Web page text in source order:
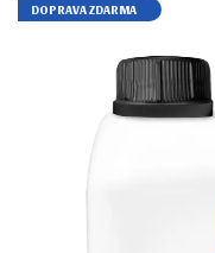
DOPRAVA ZDARMA